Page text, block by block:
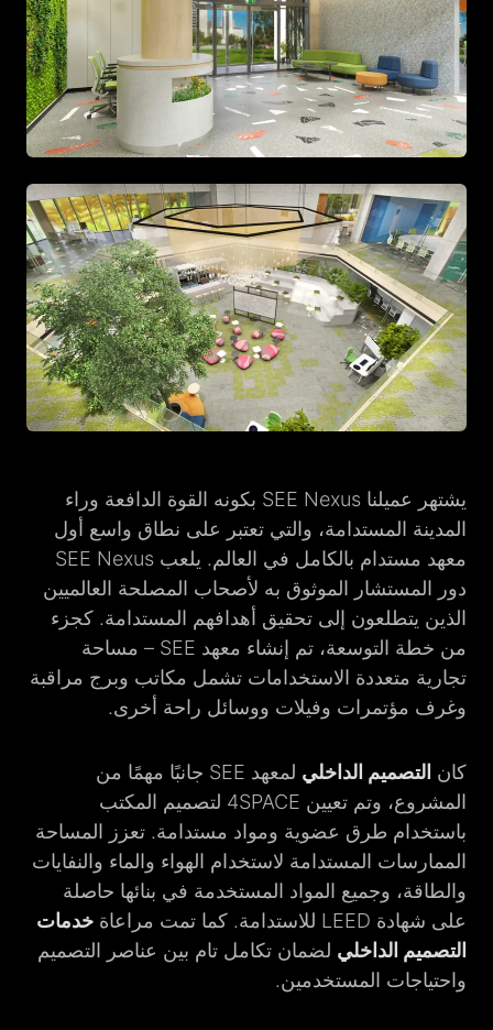
يشتهر عميلنا SEE Nexus بكونه القوة الدافعة وراء
المدينة المستدامة، والتي تعتبر على نطاق واسع أول
معهد مستدام بالكامل في العالم. يلعب SEE Nexus
دور المستشار الموثوق به لأصحاب المصلحة العالميين
الذين يتطلعون إلى تحقيق أهدافهم المستدامة. كجزء
من خطة التوسعة، تم إنشاء معهد SEE – مساحة
تجارية متعددة الاستخدامات تشمل مكاتب وبرج مراقبة
وغرف مؤتمرات وفيلات ووسائل راحة أخرى.
كان التصميم الداخلي
لمعهد SEE جانبًا مهمًا من
المشروع، وتم تعيين 4SPACE لتصميم المكتب
باستخدام طرق عضوية ومواد مستدامة. تعزز المساحة
الممارسات المستدامة لاستخدام الهواء والماء والنفايات
والطاقة، وجميع المواد المستخدمة في بنائها حاصلة
على شهادة LEED للاستدامة. كما تمت مراعاة
خدمات
التصميم الداخلي لضمان تكامل تام بين عناصر التصميم
واحتياجات المستخدمين.